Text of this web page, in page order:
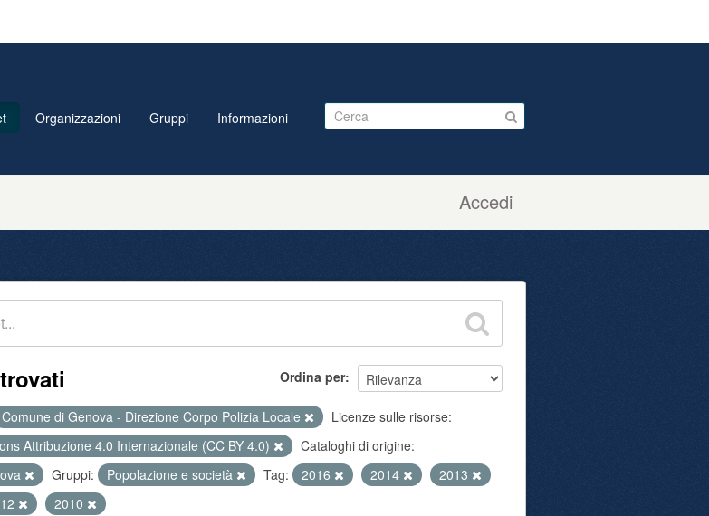
Accedi
Organizzazioni Gruppi Informazioni
Ordina per
Comune di Genova - Direzione Corpo Polizia Locale
Licenze sulle risorse:
Attribuzione 4.0 Internazionale (CC BY 4.0)
Cataloghi di origine:
Gruppi: Popolazione e società Tag: 2016 2014
2013
2010